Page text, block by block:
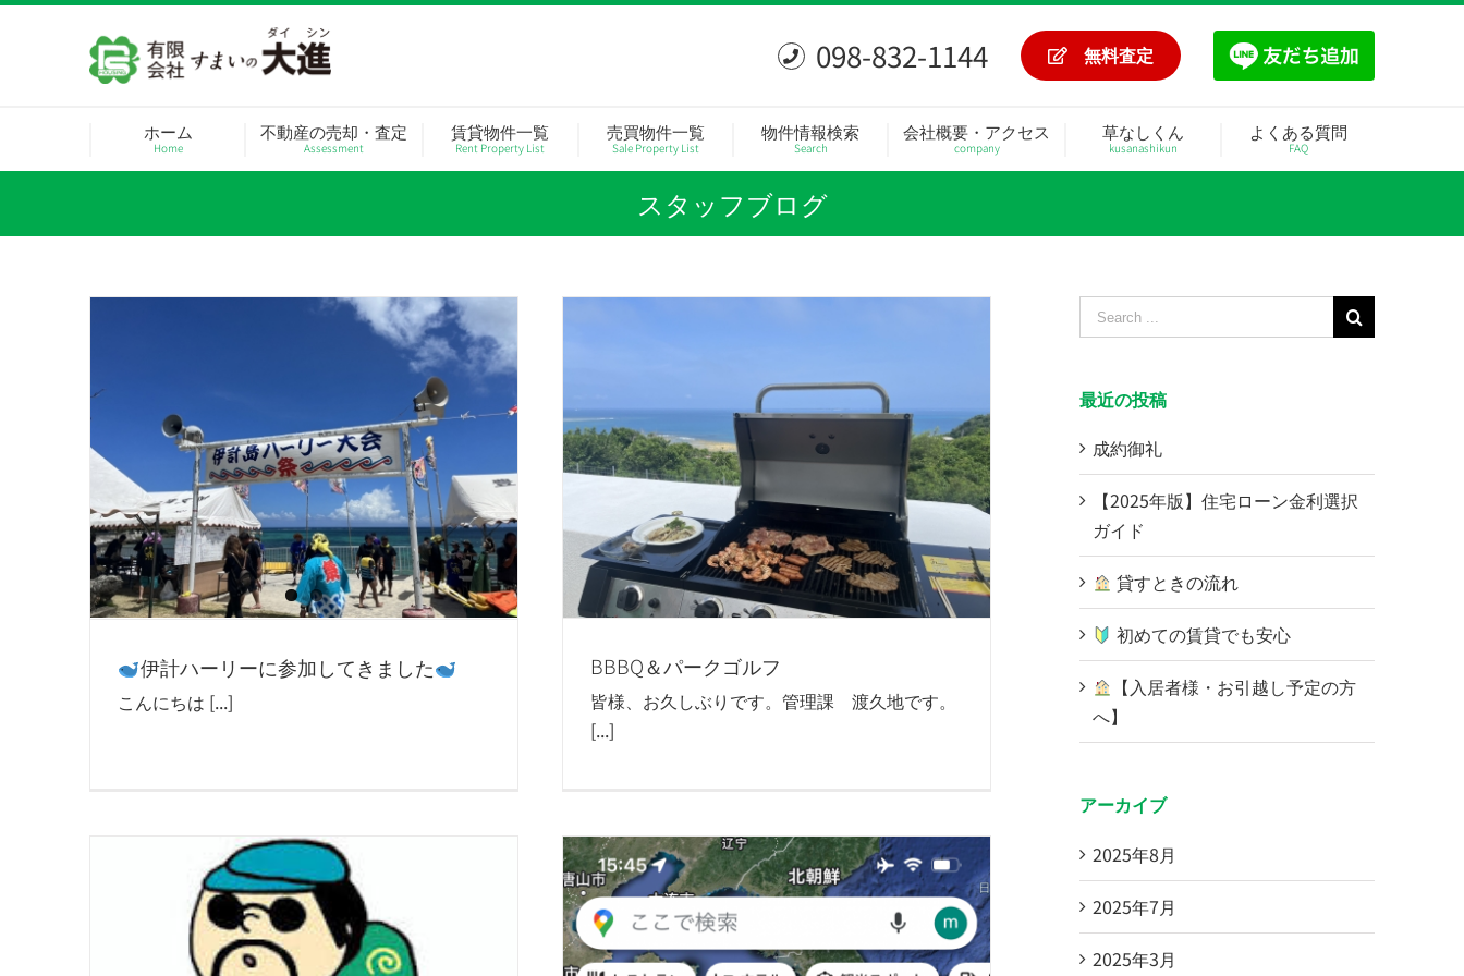
Skip
098-832-1144 無料査定
ホーム
Home
不動産の売却・査定
Assessment
賃貸物件一覧
Rent Property List
売買物件一覧
Sale Property List
物件情報検索
Search
会社概要・アクセス
company
草なしくん
kusanashikun
よくある質問
FAQ
スタッフブログ
伊計ハーリーに参加してきました
こんにちは [...]
BBBQ＆パークゴルフ
皆様、お久しぶりです。管理課 渡久地です。
[...]
Search
for:
最近の投稿
成約御礼
【2025年版】住宅ローン金利選択
ガイド
貸すときの流れ
初めての賃貸でも安心
【入居者様・お引越し予定の方
へ】
アーカイブ
2025年8月
2025年7月
2025年3月